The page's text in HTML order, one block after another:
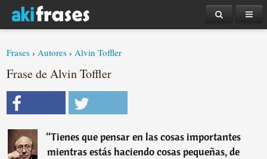
Frases ›Autores ›Alvin Toffler
Frase de Alvin Toffler
“Tienes que pensar en las cosas importantes
mientras estás haciendo cosas pequeñas, de